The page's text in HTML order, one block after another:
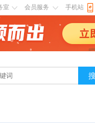
室 会员服务 手机站